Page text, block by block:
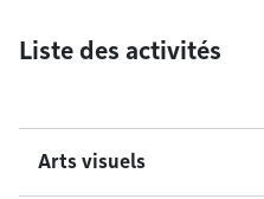
Liste des activités
Arts visuels